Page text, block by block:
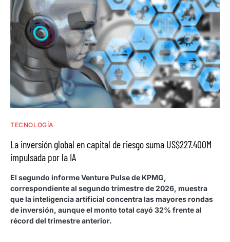
TECNOLOGÍA
La inversión global en capital de riesgo suma US$227.400M
impulsada por la IA
El segundo informe Venture Pulse de KPMG,
correspondiente al segundo trimestre de 2026, muestra
que la inteligencia artificial concentra las mayores rondas
de inversión, aunque el monto total cayó 32% frente al
récord del trimestre anterior.